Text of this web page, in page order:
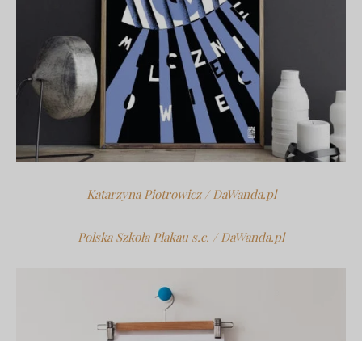
Katarzyna Piotrowicz / DaWanda.pl
Polska Szkoła Plakau s.c. / DaWanda.pl